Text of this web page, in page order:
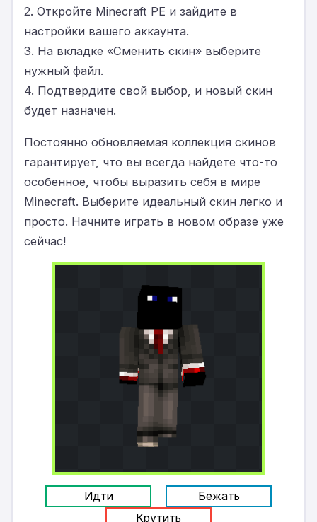
2. Откройте Minecraft PE и зайдите в
настройки вашего аккаунта.
3. На вкладке «Сменить скин» выберите
нужный файл.
4. Подтвердите свой выбор, и новый скин
будет назначен.
Постоянно обновляемая коллекция скинов
гарантирует, что вы всегда найдете что-то
особенное, чтобы выразить себя в мире
Minecraft. Выберите идеальный скин легко и
просто. Начните играть в новом образе уже
сейчас!
Идти
Бежать
Крутить